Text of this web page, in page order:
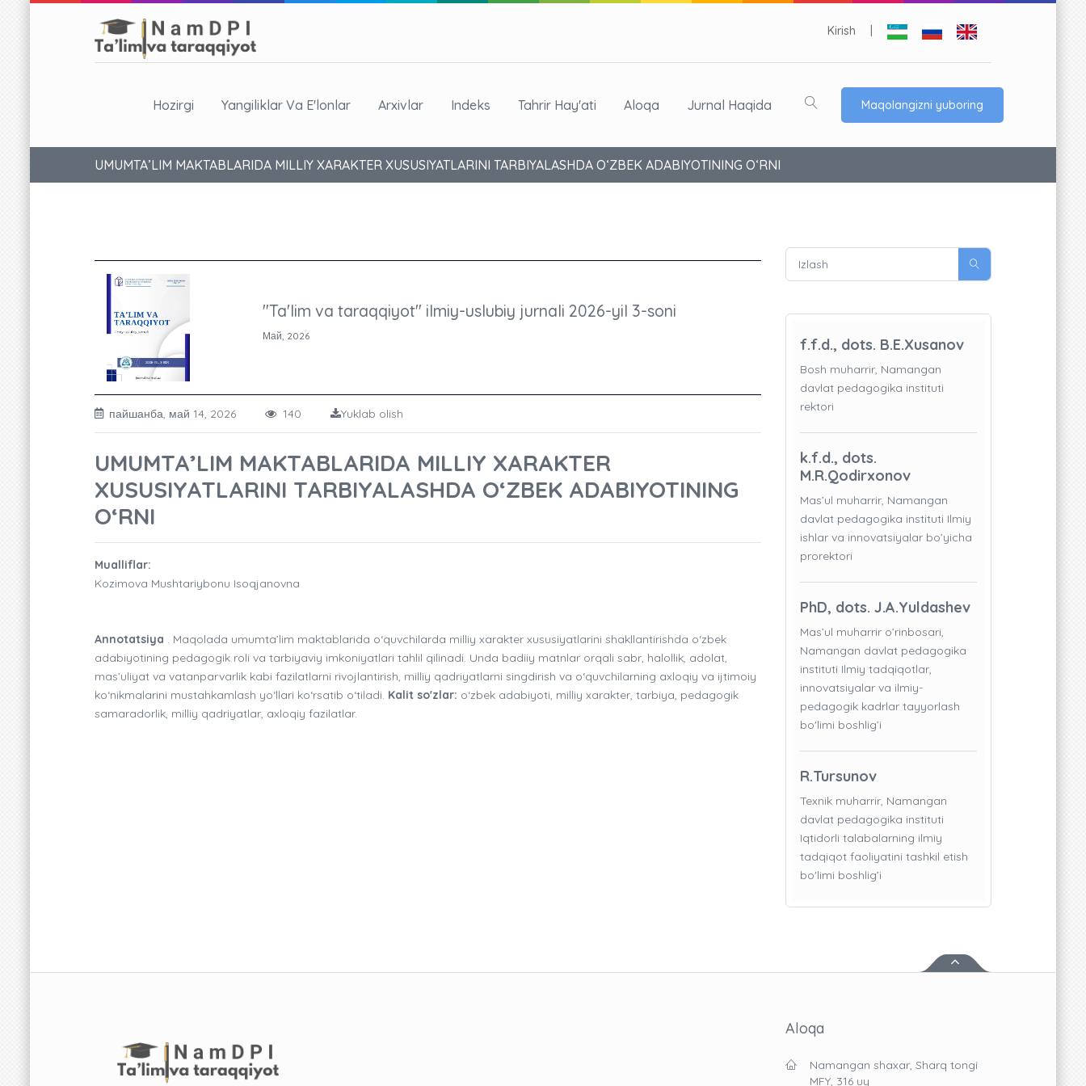
Kirish
Hozirgi Yangiliklar Va E'lonlar Arxivlar Indeks Tahrir Hay'ati Aloqa Jurnal Haqida Maqolangizni yuboring
UMUMTA’LIM MAKTABLARIDA MILLIY XARAKTER XUSUSIYATLARINI TARBIYALASHDA O‘ZBEK ADABIYOTINING O‘RNI
"Ta'lim va taraqqiyot" ilmiy-uslubiy jurnali 2026-yil 3-soni
Май, 2026
пайшанба, май 14, 2026 140 Yuklab olish
UMUMTA’LIM MAKTABLARIDA MILLIY XARAKTER
XUSUSIYATLARINI TARBIYALASHDA O‘ZBEK ADABIYOTINING
O‘RNI
Mualliflar:
Kozimova Mushtariybonu Isoqjanovna
Annotatsiya . Maqolada umumta’lim maktablarida o‘quvchilarda milliy xarakter xususiyatlarini shakllantirishda o‘zbek
adabiyotining pedagogik roli va tarbiyaviy imkoniyatlari tahlil qilinadi. Unda badiiy matnlar orqali sabr, halollik, adolat,
mas’uliyat va vatanparvarlik kabi fazilatlarni rivojlantirish, milliy qadriyatlarni singdirish va o‘quvchilarning axloqiy va ijtimoiy
ko‘nikmalarini mustahkamlash yo‘llari ko‘rsatib o‘tiladi. Kalit so'zlar: o‘zbek adabiyoti, milliy xarakter, tarbiya, pedagogik
samaradorlik, milliy qadriyatlar, axloqiy fazilatlar.
f.f.d., dots. B.E.Xusanov
Bosh muharrir, Namangan
davlat pedagogika instituti
rektori
k.f.d., dots.
M.R.Qodirxonov
Mas’ul muharrir, Namangan
davlat pedagogika instituti Ilmiy
ishlar va innovatsiyalar bo’yicha
prorektori
PhD, dots. J.A.Yuldashev
Mas’ul muharrir o’rinbosari,
Namangan davlat pedagogika
instituti Ilmiy tadqiqotlar,
innovatsiyalar va ilmiy-
pedagogik kadrlar tayyorlash
bo'limi boshlig’i
R.Tursunov
Texnik muharrir, Namangan
davlat pedagogika instituti
Iqtidorli talabalarning ilmiy
tadqiqot faoliyatini tashkil etish
bo'limi boshlig’i
Aloqa
Namangan shaxar, Sharq tongi
MFY, 316 uy